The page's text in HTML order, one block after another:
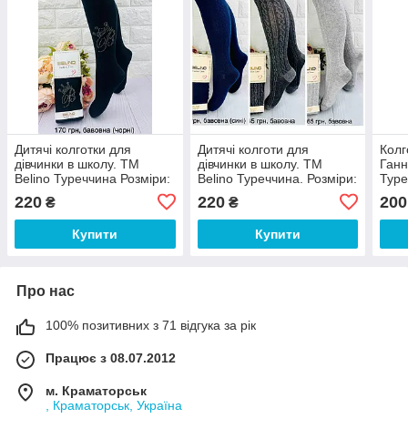
Дитячі колготки для
дівчинки в школу. TM
Belino Туреччина Розміри:
220 ₴
Купити
Дитячі колготи для
дівчинки в школу. ТМ
Belino Туреччина. Розміри:
220₴
Купити
200
Про нас
100% позитивних з 71 відгука за рік
Працює з 08.07.2012
м. Краматорськ
, Краматорськ, Україна